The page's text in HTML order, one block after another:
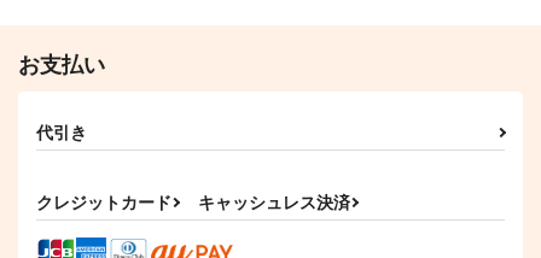
お支払い
代引き
クレジットカード キャッシュレス決済